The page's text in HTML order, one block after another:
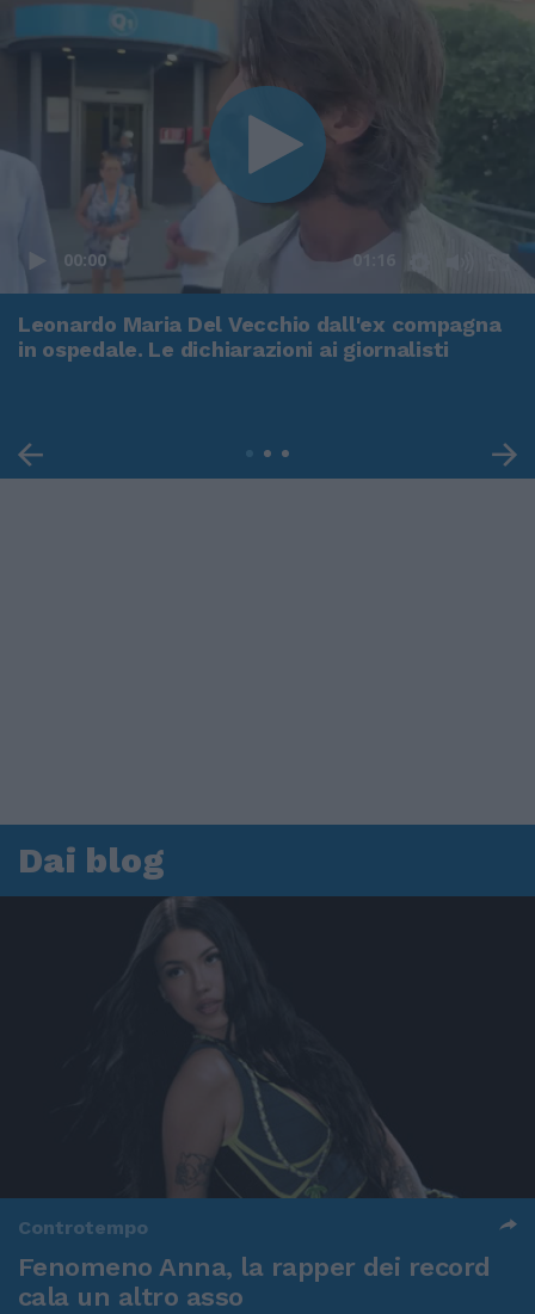
00:00 01:16
Leonardo Maria Del Vecchio dall'ex compagna
in ospedale. Le dichiarazioni ai giornalisti
Dai blog
Controtempo
Fenomeno Anna, la rapper dei record
cala un altro asso